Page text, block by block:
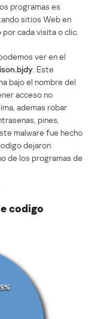
programas es
sitios Web en
cada visita o clic.
ver en el
. Este
bajo el nombre del
acceso no
ademas robar
pines,
malware fue hecho
dejaron
de los programas de
codigo